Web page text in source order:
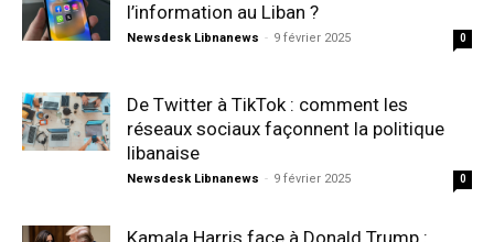
l’information au Liban ?
Newsdesk Libnanews - 9 février 2025 0
De Twitter à TikTok : comment les
réseaux sociaux façonnent la politique
libanaise
Newsdesk Libnanews - 9 février 2025 0
Kamala Harris face à Donald Trump :